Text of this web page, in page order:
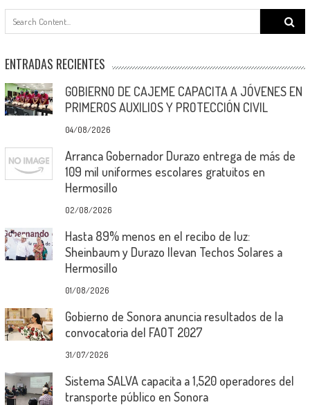
Search
for:
ENTRADAS RECIENTES
GOBIERNO DE CAJEME CAPACITA A JÓVENES EN
PRIMEROS AUXILIOS Y PROTECCIÓN CIVIL
04/08/2026
Arranca Gobernador Durazo entrega de más de
109 mil uniformes escolares gratuitos en
Hermosillo
02/08/2026
Hasta 89% menos en el recibo de luz:
Sheinbaum y Durazo llevan Techos Solares a
Hermosillo
01/08/2026
Gobierno de Sonora anuncia resultados de la
convocatoria del FAOT 2027
31/07/2026
Sistema SALVA capacita a 1,520 operadores del
transporte público en Sonora